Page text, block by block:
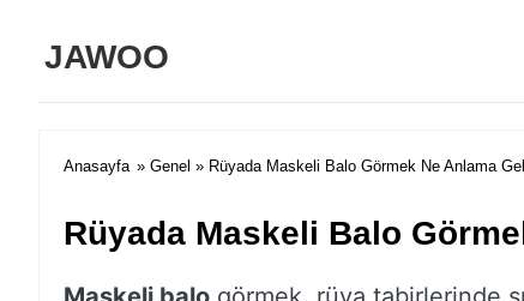
JAWOO
Anasayfa » Genel » Rüyada Maskeli Balo Görmek Ne Anlama
Rüyada Maskeli Balo